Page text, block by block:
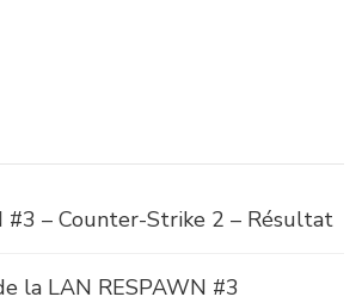
#3 – Counter-Strike 2 – Résultat
la LAN RESPAWN #3